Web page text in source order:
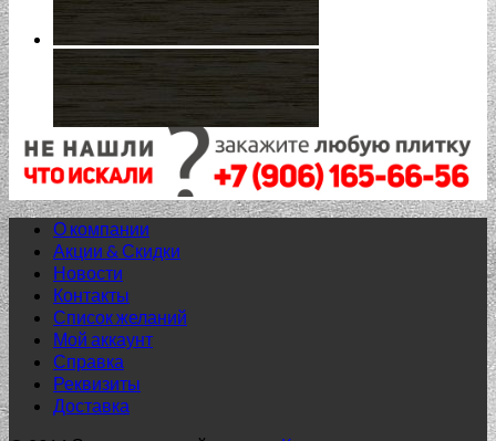
Нет в наличии
60x60 (SR) структурированный
G-157/SR/600x600x10
О компании
Акции & Скидки
Новости
Контакты
Список желаний
Мой аккаунт
Справка
Реквизиты
Доставка